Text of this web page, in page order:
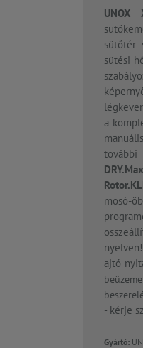
UNOX
sütőtér
sütési
a
mosó-
ajtó
- kérje
Gyártó: